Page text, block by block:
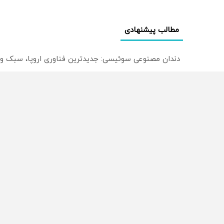
مطالب پیشنهادی
دندان مصنوعی سوئیسی: جدیدترین فناوری اروپا،